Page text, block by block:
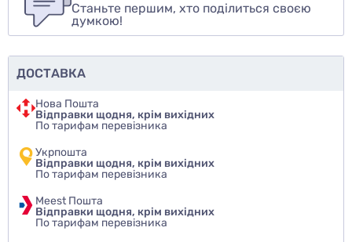
Оцінити товар
Станьте першим, хто поділиться своєю
думкою!
ДОСТАВКА
Нова Пошта
Відправки щодня, крім вихідних
По тарифам перевізника
Укрпошта
Відправки щодня, крім вихідних
По тарифам перевізника
Meest Пошта
Відправки щодня, крім вихідних
По тарифам перевізника